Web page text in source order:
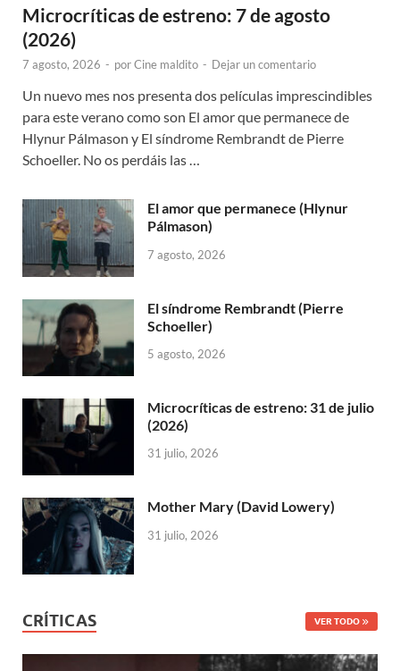
Microcríticas de estreno: 7 de agosto
(2026)
7 agosto, 2026 - porCine maldito - Dejar un comentario
Un nuevo mes nos presenta dos películas imprescindibles
para este verano como son El amor que permanece de
Hlynur Pálmason y El síndrome Rembrandt de Pierre
Schoeller. No os perdáis las …
El amor que permanece (Hlynur
Pálmason)
7 agosto, 2026
El síndrome Rembrandt (Pierre
Schoeller)
5 agosto, 2026
Microcríticas de estreno: 31 de julio
(2026)
31 julio, 2026
Mother Mary (David Lowery)
31 julio, 2026
CRÍTICAS VER TODO